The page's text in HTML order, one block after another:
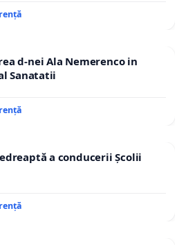
d-nei Ala Nemerenco in
Sanatatii
a conducerii Școlii